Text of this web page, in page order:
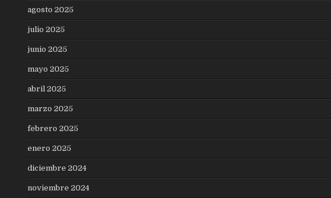
agosto 2025
julio 2025
junio 2025
mayo 2025
abril 2025
marzo 2025
febrero 2025
enero 2025
diciembre 2024
noviembre 2024